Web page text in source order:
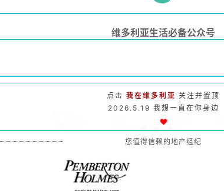
维多利亚生活必备公众号
点击 我在维多利亚 关注并置顶
2026.5.19 我想一直在你身边
您值得信赖的地产经纪